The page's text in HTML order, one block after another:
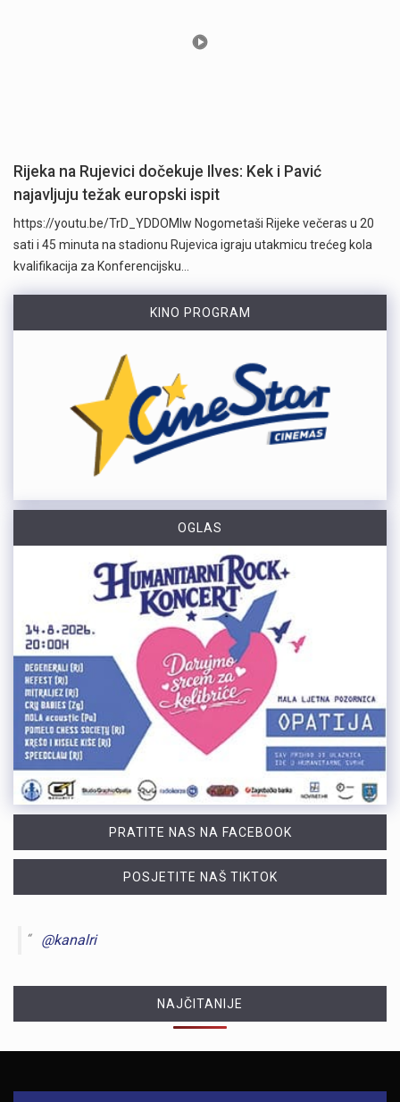
Rijeka na Rujevici dočekuje Ilves: Kek i Pavić
najavljuju težak europski ispit
https://youtu.be/TrD_YDDOMIw Nogometaši Rijeke večeras u 20
sati i 45 minuta na stadionu Rujevica igraju utakmicu trećeg kola
kvalifikacija za Konferencijsku…
KINO PROGRAM
OGLAS
PRATITE NAS NA FACEBOOK
POSJETITE NAŠ TIKTOK
@kanalri
NAJČITANIJE